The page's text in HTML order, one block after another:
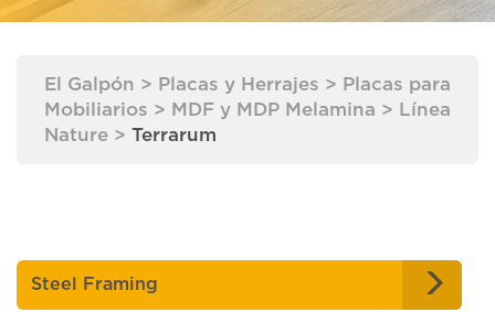
El Galpón > Placas y Herrajes > Placas para
Mobiliarios > MDF y MDP Melamina > Línea
Nature > Terrarum
Steel Framing